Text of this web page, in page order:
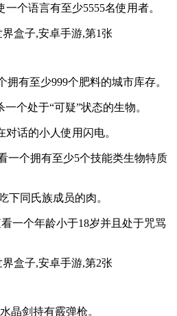
一个语言有至少5555名使用者。
拥有至少999个肥料的城市库存。
个处于“可疑”状态的生物。
对话的小人使用闪电。
一个拥有至少5个技能类生物特质
下同氏族成员的肉。
看一个年龄小于18岁并且处于咒骂
晶剑持有霰弹枪。